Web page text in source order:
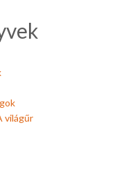
világűr